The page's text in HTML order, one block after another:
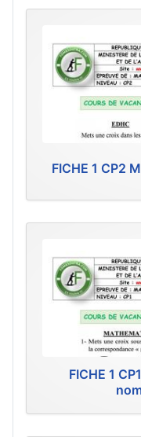
FICHE 1 CP2
FICHE 1